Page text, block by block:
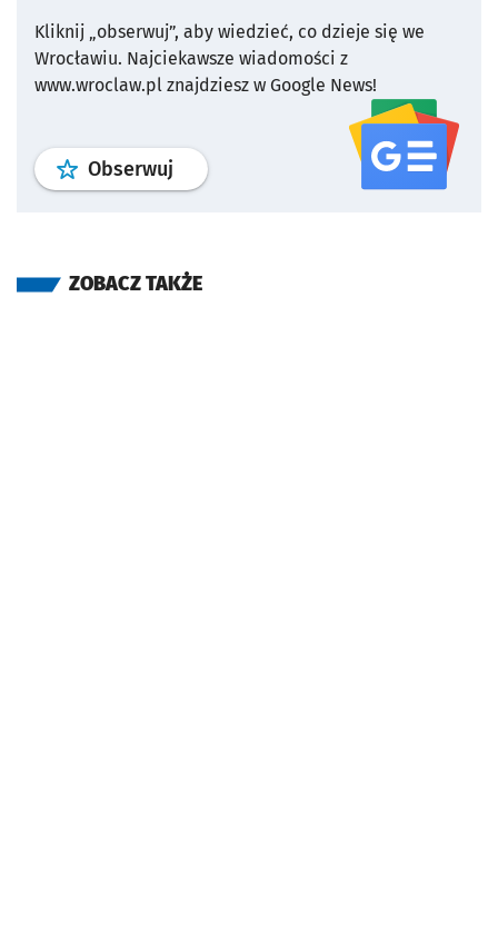
Kliknij „obserwuj”, aby wiedzieć, co dzieje się we
Wrocławiu. Najciekawsze wiadomości z
www.wroclaw.pl znajdziesz w Google News!
Obserwuj profil serwisu
ZOBACZ TAKŻE